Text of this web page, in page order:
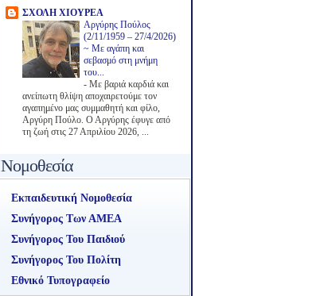
ΣΧΟΛΗ ΧΙΟΥΡΕΑ
Αργύρης Πούλος
(2/11/1959 – 27/4/2026)
~ Με αγάπη και
σεβασμό στη μνήμη
του...
- Με βαριά καρδιά και
ανείπωτη θλίψη αποχαιρετούμε τον
αγαπημένο μας συμμαθητή και φίλο,
Αργύρη Πούλο. Ο Αργύρης έφυγε από
τη ζωή στις 27 Απριλίου 2026, ...
Νομοθεσία
Εκπαιδευτική Νομοθεσία
Συνήγορος Των ΑΜΕΑ
Συνήγορος Του Παιδιού
Συνήγορος Του Πολίτη
Εθνικό Τυπογραφείο